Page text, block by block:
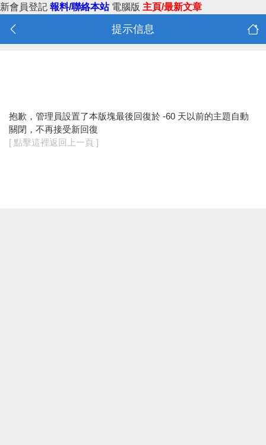
新會員登記 報料/聯絡本站 電腦版 主頁/最新文章
提示信息
抱歉，管理員設置了本版塊最後回復於 -60 天以前的主題自動
關閉，不再接受新回復
[ 點擊這裡返回上一頁 ]